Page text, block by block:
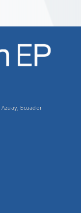
Ecuador